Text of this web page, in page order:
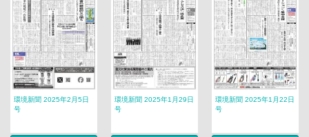
環境新聞 2025年2月5日
号
環境新聞 2025年1月29日
号
環境新聞 2025年1月22日
号